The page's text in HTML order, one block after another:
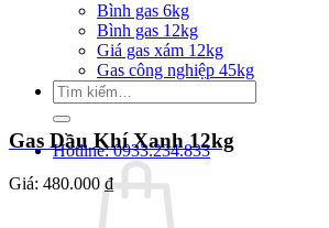
Bình gas 6kg
Bình gas 12kg
Giá gas xám 12kg
Gas công nghiệp 45kg
Tìm
kiếm:
Hotline: 0933.234.833
Gas Dầu Khí Xanh 12kg
Giá: 480.000 ₫